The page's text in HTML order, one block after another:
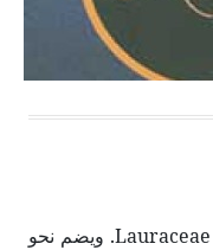
وهو أحمر أو شديد
ويمتاز بكبر
يتبع الأفوكادو (الزبدية) Avocado الجنس Persea من فصيلة الغاريّات Lauraceae. ويضم نحو